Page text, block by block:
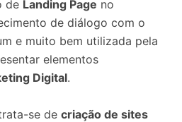
de Landing Page no
de diálogo com o
e muito bem utilizada pela
elementos
Digital.
se de criação de sites